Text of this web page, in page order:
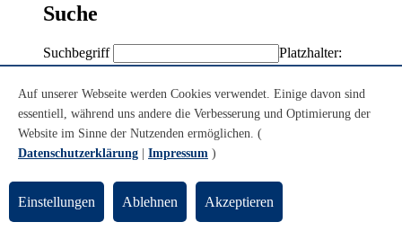
Suche
Suchbegriff
Platzhalter:
Sternchen (*)
Volltext
Personen/Einrichtungen
Volltext + Personen/Einrichtungen
Konzerte
Theatersaal
Auf unserer Webseite werden Cookies verwendet. Einige davon sind
essentiell, während uns andere die Verbesserung und Optimierung der
Website im Sinne der Nutzenden ermöglichen. (
Datenschutzerklärung
Impressum )
Einstellungen Ablehnen Akzeptieren